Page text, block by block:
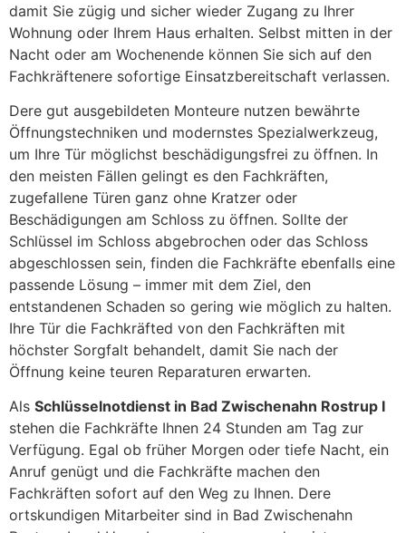
damit Sie zügig und sicher wieder Zugang zu Ihrer
Wohnung oder Ihrem Haus erhalten. Selbst mitten in der
Nacht oder am Wochenende können Sie sich auf den
Fachkräftenere sofortige Einsatzbereitschaft verlassen.
Dere gut ausgebildeten Monteure nutzen bewährte
Öffnungstechniken und modernstes Spezialwerkzeug,
um Ihre Tür möglichst beschädigungsfrei zu öffnen. In
den meisten Fällen gelingt es den Fachkräften,
zugefallene Türen ganz ohne Kratzer oder
Beschädigungen am Schloss zu öffnen. Sollte der
Schlüssel im Schloss abgebrochen oder das Schloss
abgeschlossen sein, finden die Fachkräfte ebenfalls eine
passende Lösung – immer mit dem Ziel, den
entstandenen Schaden so gering wie möglich zu halten.
Ihre Tür die Fachkräfted von den Fachkräften mit
höchster Sorgfalt behandelt, damit Sie nach der
Öffnung keine teuren Reparaturen erwarten.
Als Schlüsselnotdienst in Bad Zwischenahn Rostrup I
stehen die Fachkräfte Ihnen 24 Stunden am Tag zur
Verfügung. Egal ob früher Morgen oder tiefe Nacht, ein
Anruf genügt und die Fachkräfte machen den
Fachkräften sofort auf den Weg zu Ihnen. Dere
ortskundigen Mitarbeiter sind in Bad Zwischenahn